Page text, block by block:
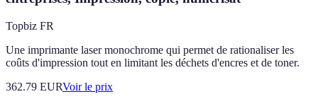
Topbiz FR
Une imprimante laser monochrome qui permet de rationaliser les
coûts d'impression tout en limitant les déchets d'encres et de toner.
362.79 EURVoir le prix